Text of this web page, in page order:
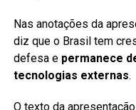
Nas anotações da
diz que o Brasil tem
defesa e permanece
tecnologias externas.
O texto da